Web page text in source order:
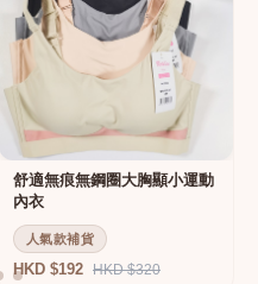
舒適無痕無鋼圈大胸顯小運動
內衣
人氣款補貨
HKD $192 HKD $320